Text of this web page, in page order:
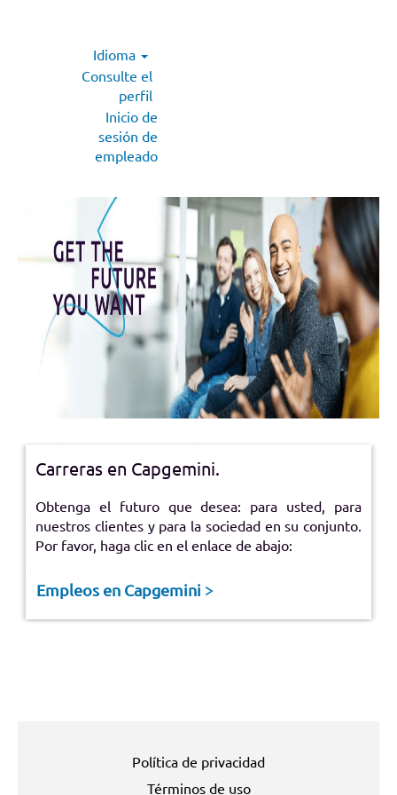
Idioma
Consulte el
perfil
Inicio de
sesión de
empleado
Carreras en Capgemini.
Obtenga el futuro que desea: para usted, para
nuestros clientes y para la sociedad en su conjunto.
Por favor, haga clic en el enlace de abajo:
Empleos en Capgemini >
Política de privacidad
Términos de uso